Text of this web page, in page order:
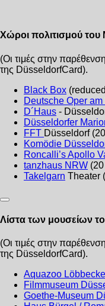
Χώροι πολιτισμού του
(Οι τιμές στην
της DüsseldorfCard).
Black Box
Deutsche Oper
D´Haus -
Düsseldorfer
FFT Düsseldorf
Komödie
Roncalli’s Apollo
tanzhaus NRW
Takelgarn Theater
Λίστα των μουσείων
(Οι τιμές στην
της DüsseldorfCard).
Aquazoo
Filmmuseum
Goethe-Museum